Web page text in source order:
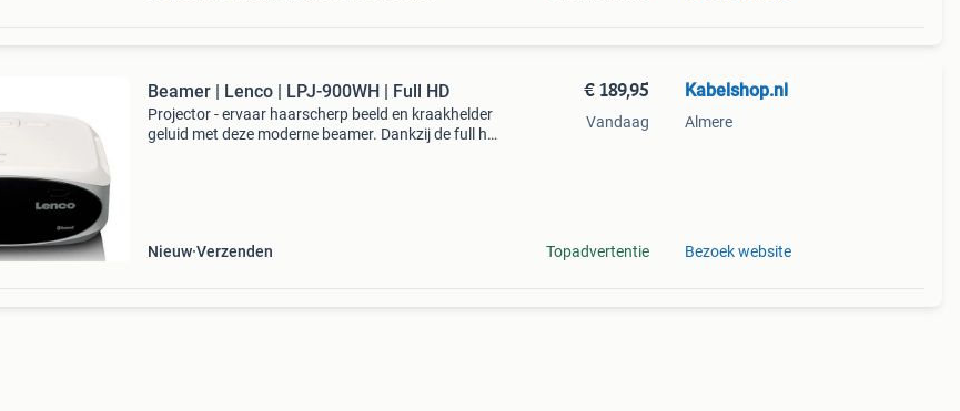
Beamer | Lenco | LPJ-900WH | Full HD
Projector - ervaar haarscherp beeld en kraakhelder
geluid met deze moderne beamer. Dankzij de full hd
Nieuw Verzenden
€ 189,95
Vandaag
Topadvertentie
Kabelshop.nl
Almere
Bezoek website